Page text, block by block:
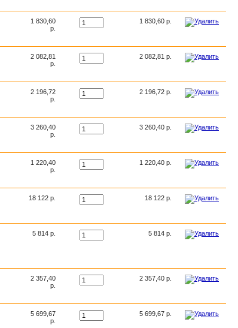
1 830,60
р.
1 830,60 р.
2 082,81
р.
2 082,81 р.
2 196,72
р.
2 196,72 р.
3 260,40
р.
3 260,40 р.
1 220,40
р.
1 220,40 р.
18 122 р. 18 122 р.
5 814 р. 5 814 р.
2 357,40
р.
2 357,40 р.
5 699,67
р.
5 699,67 р.